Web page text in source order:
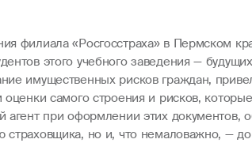
филиала «Росгосстраха» в Пермском
этого учебного заведения —
имущественных рисков граждан,
оценки самого строения и рисков,
агент при оформлении этих документов,
страховщика, но и, что немаловажно, —